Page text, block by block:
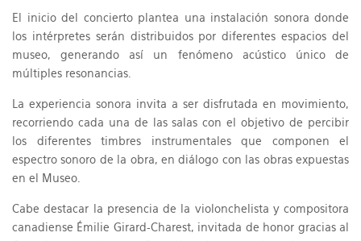
El inicio del concierto plantea una instalación sonora donde
los intérpretes serán distribuidos por diferentes espacios del
museo, generando así un fenómeno acústico único de
múltiples resonancias.
La experiencia sonora invita a ser disfrutada en movimiento,
recorriendo cada una de las salas con el objetivo de percibir
los diferentes timbres instrumentales que componen el
espectro sonoro de la obra, en diálogo con las obras expuestas
en el Museo.
Cabe destacar la presencia de la violonchelista y compositora
canadiense Émilie Girard-Charest, invitada de honor gracias al